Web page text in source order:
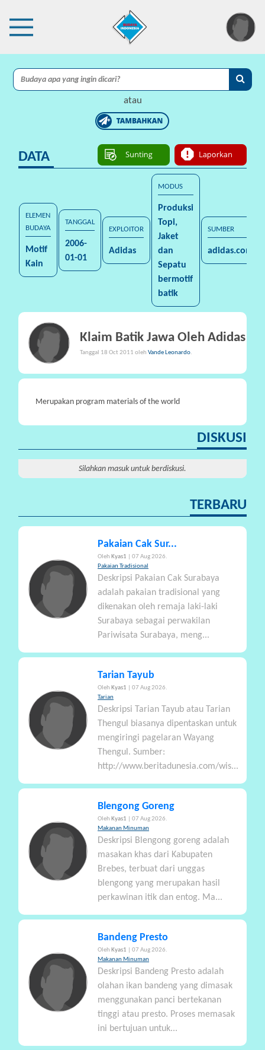
atau
×
I
P
r
e
k
R
T
A
I
L
DATA
ELEMEN
BUDAYA
Motif
Kain
TANGGAL
2006-
01-01
EXPLOITOR
Adidas
MODUS
Produksi
Topi,
Jaket
dan
Sepatu
bermotif
batik
SUMBER
adidas.com
Klaim Batik Jawa Oleh Adidas
Tanggal 18 Oct 2011 oleh Vande Leonardo.
Merupakan program materials of the world
DISKUSI
Silahkan masuk untuk berdiskusi.
TERBARU
Pakaian Cak Sur...
Oleh Kyas1
| 07 Aug 2026.
Pakaian Tradisional
Deskripsi Pakaian Cak Surabaya
adalah pakaian tradisional yang
dikenakan oleh remaja laki-laki
Surabaya sebagai perwakilan
Pariwisata Surabaya, meng...
Tarian Tayub
Oleh Kyas1
| 07 Aug 2026.
Tarian
Deskripsi Tarian Tayub atau Tarian
Thengul biasanya dipentaskan untuk
mengiringi pagelaran Wayang
Thengul. Sumber:
http://www.beritadunesia.com/wis...
Blengong Goreng
Oleh Kyas1
| 07 Aug 2026.
Makanan Minuman
Deskripsi Blengong goreng adalah
masakan khas dari Kabupaten
Brebes, terbuat dari unggas
blengong yang merupakan hasil
perkawinan itik dan entog. Ma...
Bandeng Presto
Oleh Kyas1
| 07 Aug 2026.
Makanan Minuman
Deskripsi Bandeng Presto adalah
olahan ikan bandeng yang dimasak
menggunakan panci bertekanan
tinggi atau presto. Proses memasak
ini bertujuan untuk...